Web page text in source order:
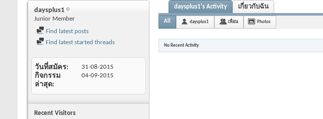
daysplus1
Junior Member
Find latest posts
Find latest started threads
วันที่สมัคร 31-08-2015
กิจกรรม
ล่าสุด
04-09-2015
Recent Visitors
daysplus1's Activity เกี่ยวกับฉัน
All daysplus1 เพื่อน Photos
No Recent Activity